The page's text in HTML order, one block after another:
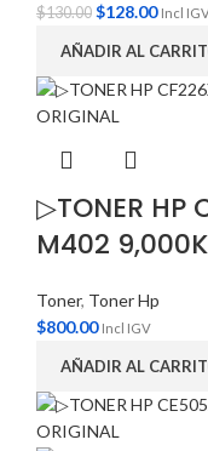
$130.00 $128.00 Incl
AÑADIR AL
▷TONER HP
M402
Toner, Toner Hp
$800.00 Incl IGV
AÑADIR AL